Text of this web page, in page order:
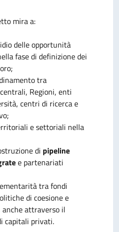
mira a:
delle opportunità
fase di definizione dei
tra
Regioni, enti
centri di ricerca e
e settoriali nella
di pipeline
e partenariati
tra fondi
di coesione e
attraverso il
capitali privati.